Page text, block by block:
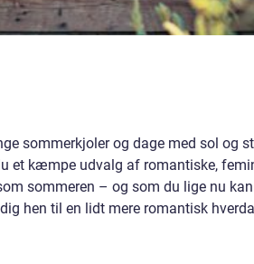
sommerkjoler og dage med sol og
et kæmpe udvalg af romantiske,
sommeren – og som du lige nu
hen til en lidt mere romantisk